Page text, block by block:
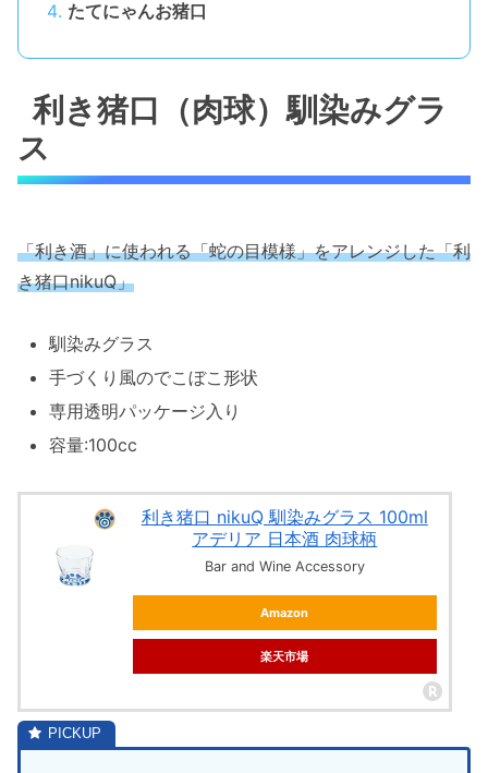
たてにゃんお猪口
利き猪口（肉球）馴染みグラ
ス
「利き酒」に使われる「蛇の目模様」をアレンジした「利
き猪口nikuQ」
馴染みグラス
手づくり風のでこぼこ形状
専用透明パッケージ入り
容量:100cc
利き猪口 nikuQ 馴染みグラス 100ml
アデリア 日本酒 肉球柄
Bar and Wine Accessory
Amazon
楽天市場